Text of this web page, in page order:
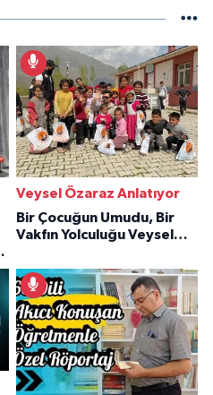
Veysel Özaraz Anlatıyor
Bir Çocuğun Umudu, Bir
Vakfın Yolculuğu Veysel